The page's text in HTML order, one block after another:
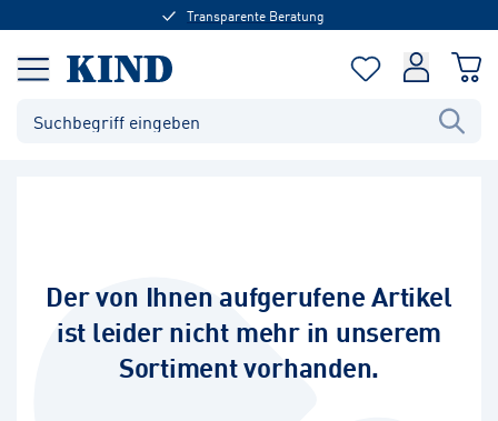
Transparente Beratung
Der von Ihnen aufgerufene Artikel
ist leider nicht mehr in unserem
Sortiment vorhanden.